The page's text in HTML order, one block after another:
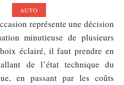
AUTO
représente une décision
minutieuse de plusieurs
éclairé, il faut prendre en
de l’état technique du
en passant par les coûts